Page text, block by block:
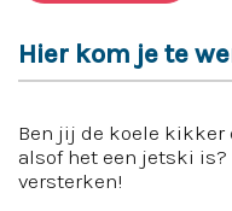
Hier kom je te
Ben jij de koele kikker
alsof het een jetski
versterken!